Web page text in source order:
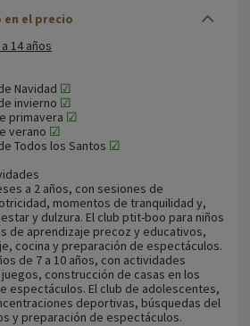
el precio
14 años
Navidad ☑
invierno ☑
primavera ☑
verano ☑
Todos los Santos ☑
a 2 años, con sesiones de
momentos de tranquilidad y,
y dulzura. El club ptit-boo para niños
de aprendizaje precoz y educativos,
cocina y preparación de espectáculos.
de 7 a 10 años, con actividades
construcción de casas en los
espectáculos. El club de adolescentes,
deportivas, búsquedas del
y preparación de espectáculos.